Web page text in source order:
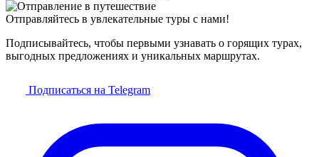
Отправляйтесь в увлекательные туры с нами!
Подписывайтесь, чтобы первыми узнавать о горящих турах,
выгодных предложениях и уникальных маршрутах.
Подписаться на Telegram